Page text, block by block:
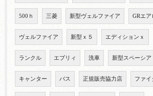
500ｈ 三菱 新型ヴェルファイア GRエア
ヴェルファイア 新型ｘ５ エディションｘ
ランクル エブリィ 洗車 新型スペーシア
キャンター バス 正規販売協力店 ファイ